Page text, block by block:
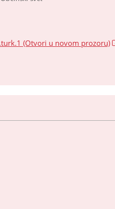
(Otvori u novom prozoru)